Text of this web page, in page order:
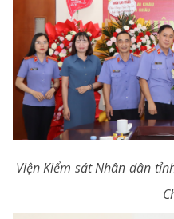
Viện Kiểm sát Nhân dân